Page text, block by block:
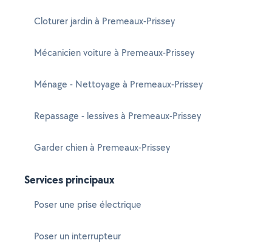
Cloturer jardin à Premeaux-Prissey
Mécanicien voiture à Premeaux-Prissey
Ménage - Nettoyage à Premeaux-Prissey
Repassage - lessives à Premeaux-Prissey
Garder chien à Premeaux-Prissey
Services principaux
Poser une prise électrique
Poser un interrupteur